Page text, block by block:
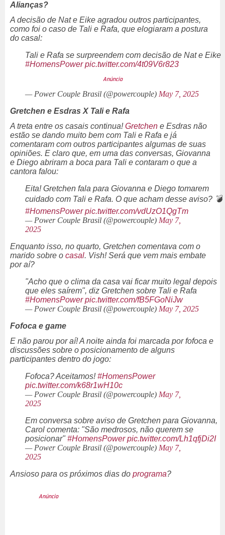
Alianças?
A decisão de Nat e Eike agradou outros participantes,
como foi o caso de Tali e Rafa, que elogiaram a postura
do casal:
Tali e Rafa se surpreendem com decisão de Nat e Eike
#HomensPower pic.twitter.com/4t09V6r823
— Power Couple Brasil (@powercouple) May 7, 2025
Gretchen e Esdras X Tali e Rafa
A treta entre os casais continua!Gretchen e Esdras não
estão se dando muito bem com Tali e Rafa e já
comentaram com outros participantes algumas de suas
opiniões. E claro que, em uma das conversas, Giovanna
e Diego abriram a boca para Tali e contaram o que a
cantora falou:
Eita! Gretchen fala para Giovanna e Diego tomarem
cuidado com Tali e Rafa. O que acham desse aviso? 💣
#HomensPower pic.twitter.com/vdUzO1QgTm
— Power Couple Brasil (@powercouple) May 7,
2025
Enquanto isso, no quarto, Gretchen comentava com o
marido sobre o casal. Vish! Será que vem mais embate
por aí?
"Acho que o clima da casa vai ficar muito legal depois
que eles saírem", diz Gretchen sobre Tali e Rafa
#HomensPower pic.twitter.com/fB5FGoNiJw
— Power Couple Brasil (@powercouple) May 7, 2025
Fofoca e game
E não parou por aí! A noite ainda foi marcada por fofoca e
discussões sobre o posicionamento de alguns
participantes dentro do jogo:
Fofoca? Aceitamos!#HomensPower
pic.twitter.com/k68r1wH10c
— Power Couple Brasil (@powercouple) May 7,
2025
Em conversa sobre aviso de Gretchen para Giovanna,
Carol comenta: "São medrosos, não querem se
posicionar"#HomensPower pic.twitter.com/Lh1qfjDi2I
— Power Couple Brasil (@powercouple) May 7,
2025
Ansioso para os próximos dias do programa?